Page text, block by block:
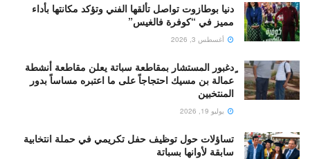
دنيا بوطازوت تواصل تألقها الفني وتؤكد مكانتها بأداء
مميز في “كوفرة فالغيس”
أغسطس 3, 2026
ٍدغبور المستشار بمقاطعة سباتة يعلن مقاطعة أنشطة
عمالة بن مسيك احتجاجاً على ما اعتبره مساساً بدور
المنتخبين
يوليو 19, 2026
تساؤلات حول توظيف حفل تكريمي في حملة انتخابية
سابقة لأوانها بسباتة